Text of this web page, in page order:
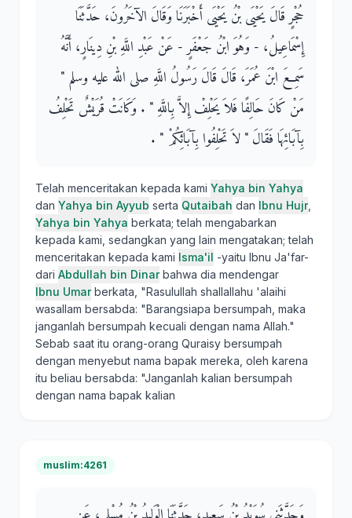
حُجْرٍ قَالَ يَحْيَى بْنُ يَحْيَى أَخْبَرَنَا وَقَالَ الآخَرُونَ، حَدَّثَنَا
إِسْمَاعِيلُ، - وَهُوَ ابْنُ جَعْفَرٍ - عَنْ عَبْدِ اللَّهِ بْنِ دِينَارٍ، أَنَّهُ
سَمِعَ ابْنَ عُمَرَ، قَالَ قَالَ رَسُولُ اللَّهِ صلى الله عليه وسلم ‏"‏
مَنْ كَانَ حَالِفًا فَلاَ يَحْلِفْ إِلاَّ بِاللَّهِ ‏"‏ ‏.‏ وَكَانَتْ قُرَيْشٌ تَحْلِفُ
بِآبَائِهَا فَقَالَ ‏"‏ لاَ تَحْلِفُوا بِآبَائِكُمْ ‏"‏ ‏.‏
Telah menceritakan kepada kami Yahya bin Yahya
dan Yahya bin Ayyub serta Qutaibah dan Ibnu Hujr,
Yahya bin Yahya berkata; telah mengabarkan
kepada kami, sedangkan yang lain mengatakan; telah
menceritakan kepada kami Isma'il -yaitu Ibnu Ja'far-
dari Abdullah bin Dinarbahwa dia mendengar
Ibnu Umarberkata, "Rasulullah shallallahu 'alaihi
wasallam bersabda: "Barangsiapa bersumpah, maka
janganlah bersumpah kecuali dengan nama Allah."
Sebab saat itu orang-orang Quraisy bersumpah
dengan menyebut nama bapak mereka, oleh karena
itu beliau bersabda: "Janganlah kalian bersumpah
dengan nama bapak kalian
muslim:4261